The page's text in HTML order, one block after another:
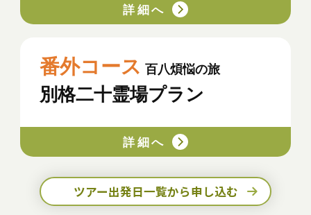
詳細へ
番外コース 百八煩悩の旅
別格二十霊場プラン
詳細へ
ツアー出発日一覧から申し込む